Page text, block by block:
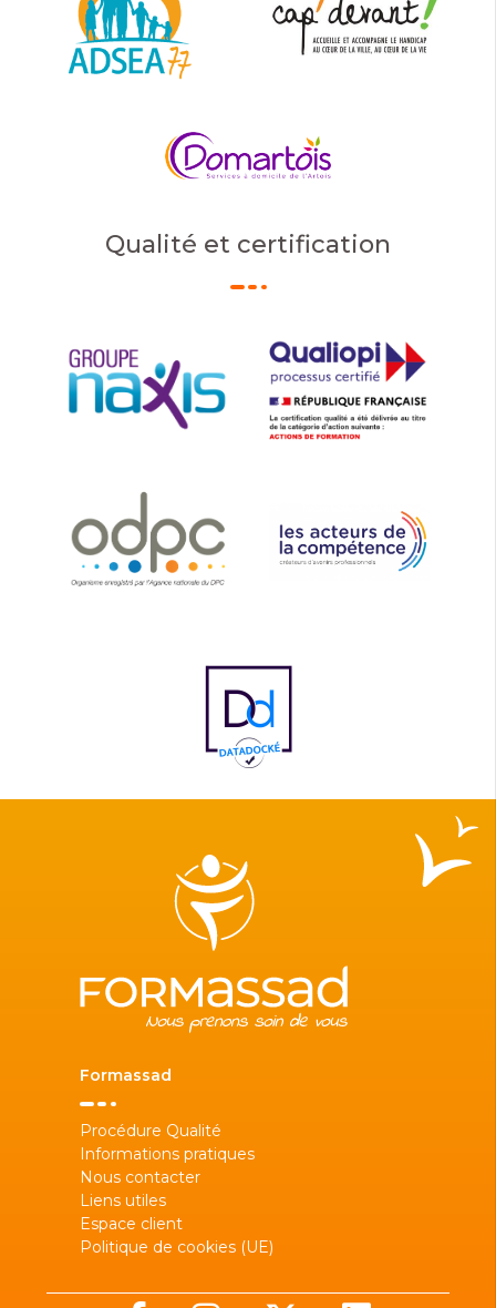
Qualité et certification
Formassad
Procédure Qualité
Informations pratiques
Nous contacter
Liens utiles
Espace client
Politique de cookies (UE)